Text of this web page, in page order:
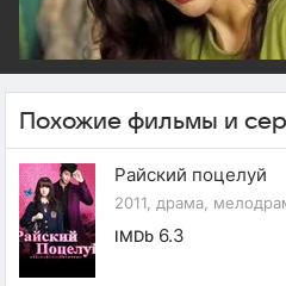
Похожие фильмы и
Райский поцелуй
2011, драма,
IMDb 6.3